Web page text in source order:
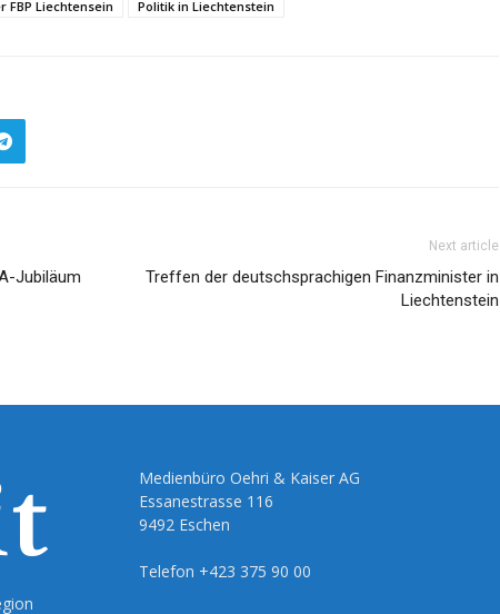
FBP Liechtensein Politik in Liechtenstein
Jubiläum
Next article
Treffen der deutschsprachigen Finanzminister in
Liechtenstein
Medienbüro Oehri & Kaiser AG
Essanestrasse 116
9492 Eschen
Telefon +423 375 90 00